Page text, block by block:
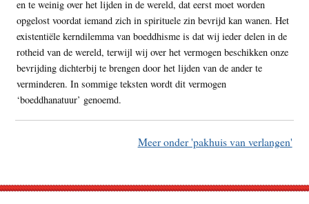
en te weinig over het lijden in de wereld, dat eerst moet worden
opgelost voordat iemand zich in spirituele zin bevrijd kan wanen. Het
existentiële kerndilemma van boeddhisme is dat wij ieder delen in de
rotheid van de wereld, terwijl wij over het vermogen beschikken onze
bevrijding dichterbij te brengen door het lijden van de ander te
verminderen. In sommige teksten wordt dit vermogen
‘boeddhanatuur’ genoemd.
Meer onder 'pakhuis van verlangen'